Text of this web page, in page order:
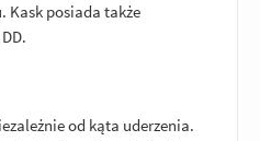
Kask posiada także
od kąta uderzenia.